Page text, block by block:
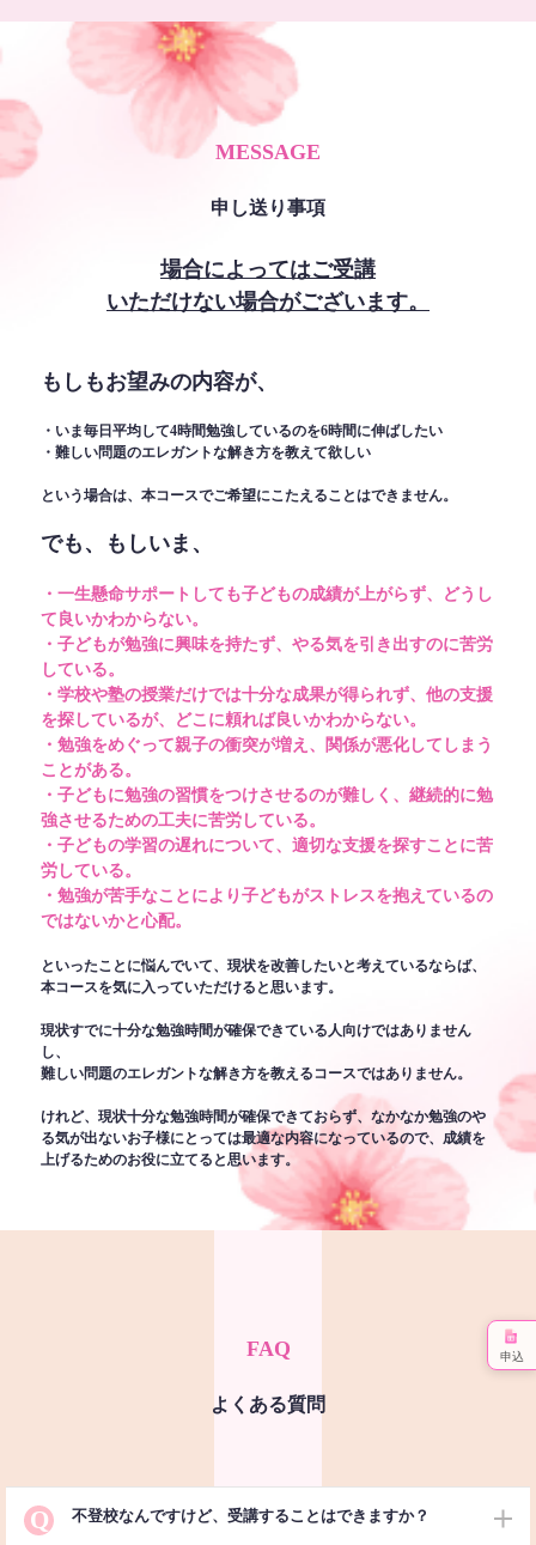
MESSAGE
申し送り事項
場合によってはご受講
いただけない場合がございます。
もしもお望みの内容が、
・いま毎日平均して4時間勉強しているのを6時間に伸ばしたい
・難しい問題のエレガントな解き方を教えて欲しい
という場合は、本コースでご希望にこたえることはできません。
でも、もしいま、
・一生懸命サポートしても子どもの成績が上がらず、どうし
て良いかわからない。
・子どもが勉強に興味を持たず、やる気を引き出すのに苦労
している。
・学校や塾の授業だけでは十分な成果が得られず、他の支援
を探しているが、どこに頼れば良いかわからない。
・勉強をめぐって親子の衝突が増え、関係が悪化してしまう
ことがある。
・子どもに勉強の習慣をつけさせるのが難しく、継続的に勉
強させるための工夫に苦労している。
・子どもの学習の遅れについて、適切な支援を探すことに苦
労している。
・勉強が苦手なことにより子どもがストレスを抱えているの
ではないかと心配。
といったことに悩んでいて、現状を改善したいと考えているならば、
本コースを気に入っていただけると思います。
現状すでに十分な勉強時間が確保できている人向けではありません
し、
難しい問題のエレガントな解き方を教えるコースではありません。
けれど、現状十分な勉強時間が確保できておらず、なかなか勉強のや
る気が出ないお子様にとっては最適な内容になっているので、成績を
上げるためのお役に立てると思います。
FAQ
よくある質問
Q 不登校なんですけど、受講することはできますか？
申込